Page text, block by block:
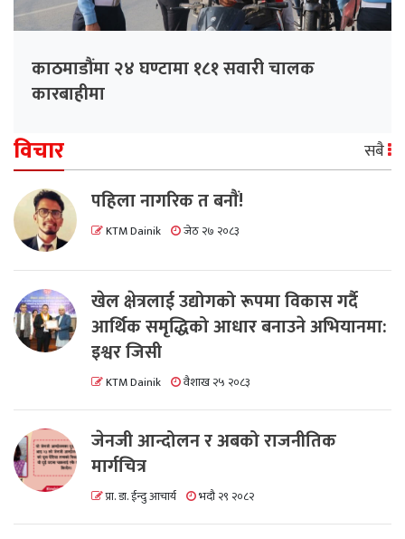
काठमाडौंमा २४ घण्टामा १८१ सवारी चालक
कारबाहीमा
विचार सबै
पहिला नागरिक त बनाैं!
KTM Dainik जेठ २७ २०८३
खेल क्षेत्रलाई उद्योगको रूपमा विकास गर्दै
आर्थिक समृद्धिको आधार बनाउने अभियानमा:
इश्वर जिसी
KTM Dainik वैशाख २५ २०८३
जेनजी आन्दोलन र अबको राजनीतिक
मार्गचित्र
प्रा. डा. ईन्दु आचार्य भदौ २९ २०८२